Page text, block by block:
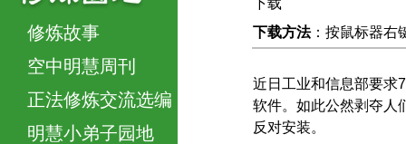
修炼故事
空中明慧周刊
正法修炼交流选编
明慧小弟子园地
下载
下载方法：按鼠标器右
近日工业和信息部要求
软件。如此公然剥夺人
反对安装。